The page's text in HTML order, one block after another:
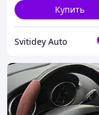
Купить
Svitidey Auto